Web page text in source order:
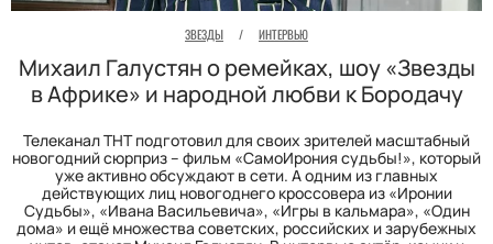
ЗВЕЗДЫ / ИНТЕРВЬЮ
Михаил Галустян о ремейках, шоу «Звезды
в Африке» и народной любви к Бородачу
Телеканал ТНТ подготовил для своих зрителей масштабный
новогодний сюрприз – фильм «СамоИрония судьбы!», который
уже активно обсуждают в сети. А одним из главных
действующих лиц новогоднего кроссовера из «Иронии
Судьбы», «Ивана Васильевича», «Игры в кальмара», «Один
дома» и ещё множества советских, российских и зарубежных